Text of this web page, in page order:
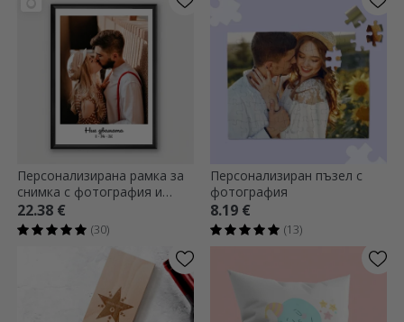
Персонализирана рамка за
снимка с фотография и
текст
22.38 €
(30)
Персонализиран пъзел с
фотография
8.19 €
(13)